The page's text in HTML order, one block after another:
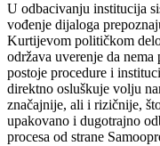
U odbacivanju institucija
vođenje dijaloga
Kurtijevom političkom
održava uverenje da nema
postoje procedure i
direktno osluškuje volju
značajnije, ali i rizičnije,
upakovano i dugotrajno
procesa od strane